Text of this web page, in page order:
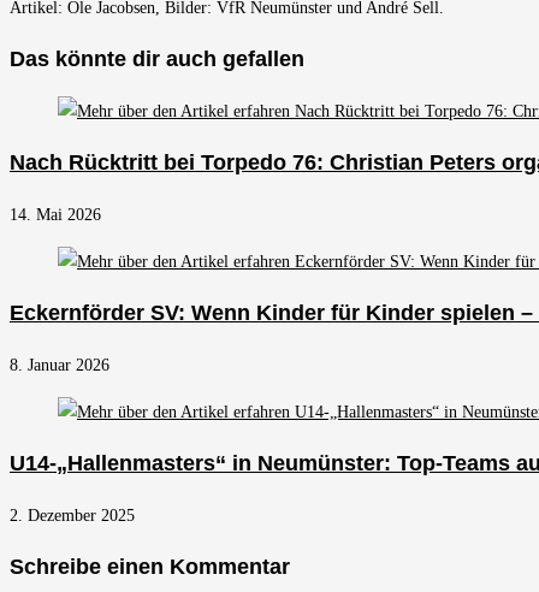
Artikel: Ole Jacobsen, Bilder: VfR Neumünster und André Sell.
Das könnte dir auch gefallen
Nach Rücktritt bei Torpedo 76: Christian Peters
14. Mai 2026
Eckernförder SV: Wenn Kinder für Kinder spielen
8. Januar 2026
U14-„Hallenmasters“ in Neumünster: Top-Teams
2. Dezember 2025
Schreibe einen Kommentar